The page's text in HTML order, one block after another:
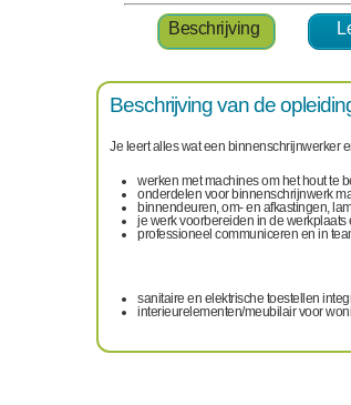
Beschrijving
Beschrijving van de
Je leert alles wat een binnenschrijnwerker
werken met machines om het hout te
onderdelen voor binnenschrijnwerk
binnendeuren, om- en afkastingen,
je werk voorbereiden in de
professioneel communiceren en in
sanitaire en elektrische toestellen
interieurelementen/meubilair voor